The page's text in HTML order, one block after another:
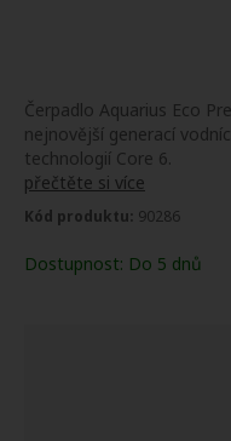
Čerpadlo Aquarius Eco
nejnovější generací
technologií Core 6.
přečtěte si více
Kód produktu: 90286
Dostupnost: Do 5 dnů